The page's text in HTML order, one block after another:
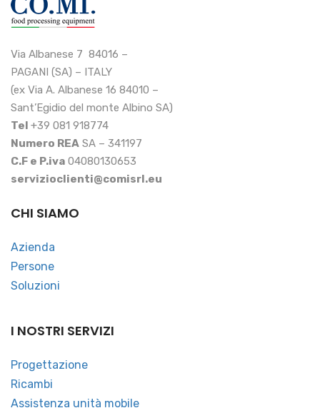
Via Albanese 7 84016 –
PAGANI (SA) – ITALY
(ex Via A. Albanese 16 84010 –
Sant’Egidio del monte Albino SA)
Tel +39 081 918774
Numero REA SA – 341197
C.F e P.iva 04080130653
servizioclienti@comisrl.eu
CHI SIAMO
Azienda
Persone
Soluzioni
I NOSTRI SERVIZI
Progettazione
Ricambi
Assistenza unità mobile